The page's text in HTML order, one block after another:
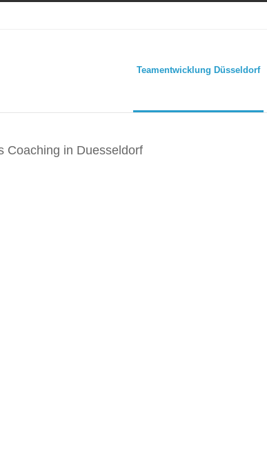
Teamentwicklung Düsseldorf